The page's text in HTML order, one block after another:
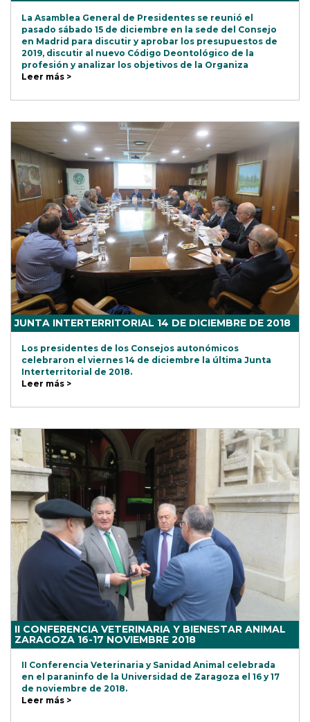
La Asamblea General de Presidentes se reunió el
pasado sábado 15 de diciembre en la sede del Consejo
en Madrid para discutir y aprobar los presupuestos de
2019, discutir al nuevo Código Deontológico de la
profesión y analizar los objetivos de la Organiza
Leer más >
JUNTA INTERTERRITORIAL 14 DE DICIEMBRE DE 2018
Los presidentes de los Consejos autonómicos
celebraron el viernes 14 de diciembre la última Junta
Interterritorial de 2018.
Leer más >
II CONFERENCIA VETERINARIA Y BIENESTAR ANIMAL
ZARAGOZA 16-17 NOVIEMBRE 2018
II Conferencia Veterinaria y Sanidad Animal celebrada
en el paraninfo de la Universidad de Zaragoza el 16 y 17
de noviembre de 2018.
Leer más >